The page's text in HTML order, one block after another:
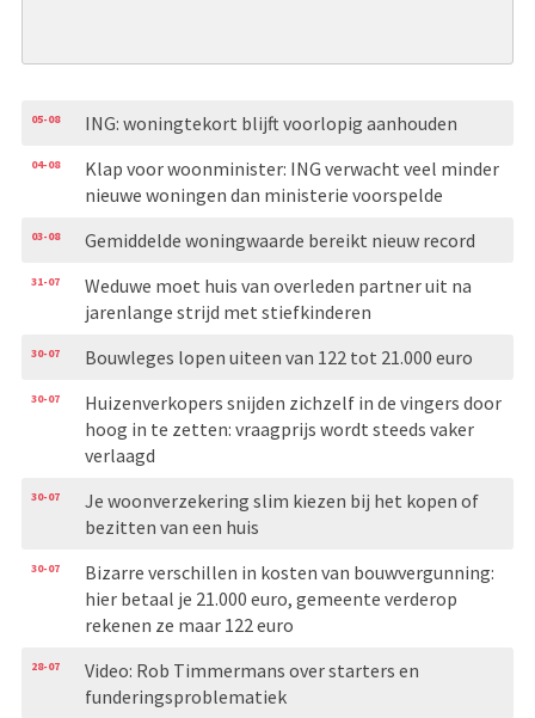
05-08 ING: woningtekort blijft voorlopig aanhouden
04-08
Klap voor woonminister: ING verwacht veel minder
nieuwe woningen dan ministerie voorspelde
03-08 Gemiddelde woningwaarde bereikt nieuw record
31-07
Weduwe moet huis van overleden partner uit na
jarenlange strijd met stiefkinderen
30-07 Bouwleges lopen uiteen van 122 tot 21.000 euro
30-07
Huizenverkopers snijden zichzelf in de vingers door
hoog in te zetten: vraagprijs wordt steeds vaker
verlaagd
30-07
Je woonverzekering slim kiezen bij het kopen of
bezitten van een huis
30-07
Bizarre verschillen in kosten van bouwvergunning:
hier betaal je 21.000 euro, gemeente verderop
rekenen ze maar 122 euro
28-07
Video: Rob Timmermans over starters en
funderingsproblematiek